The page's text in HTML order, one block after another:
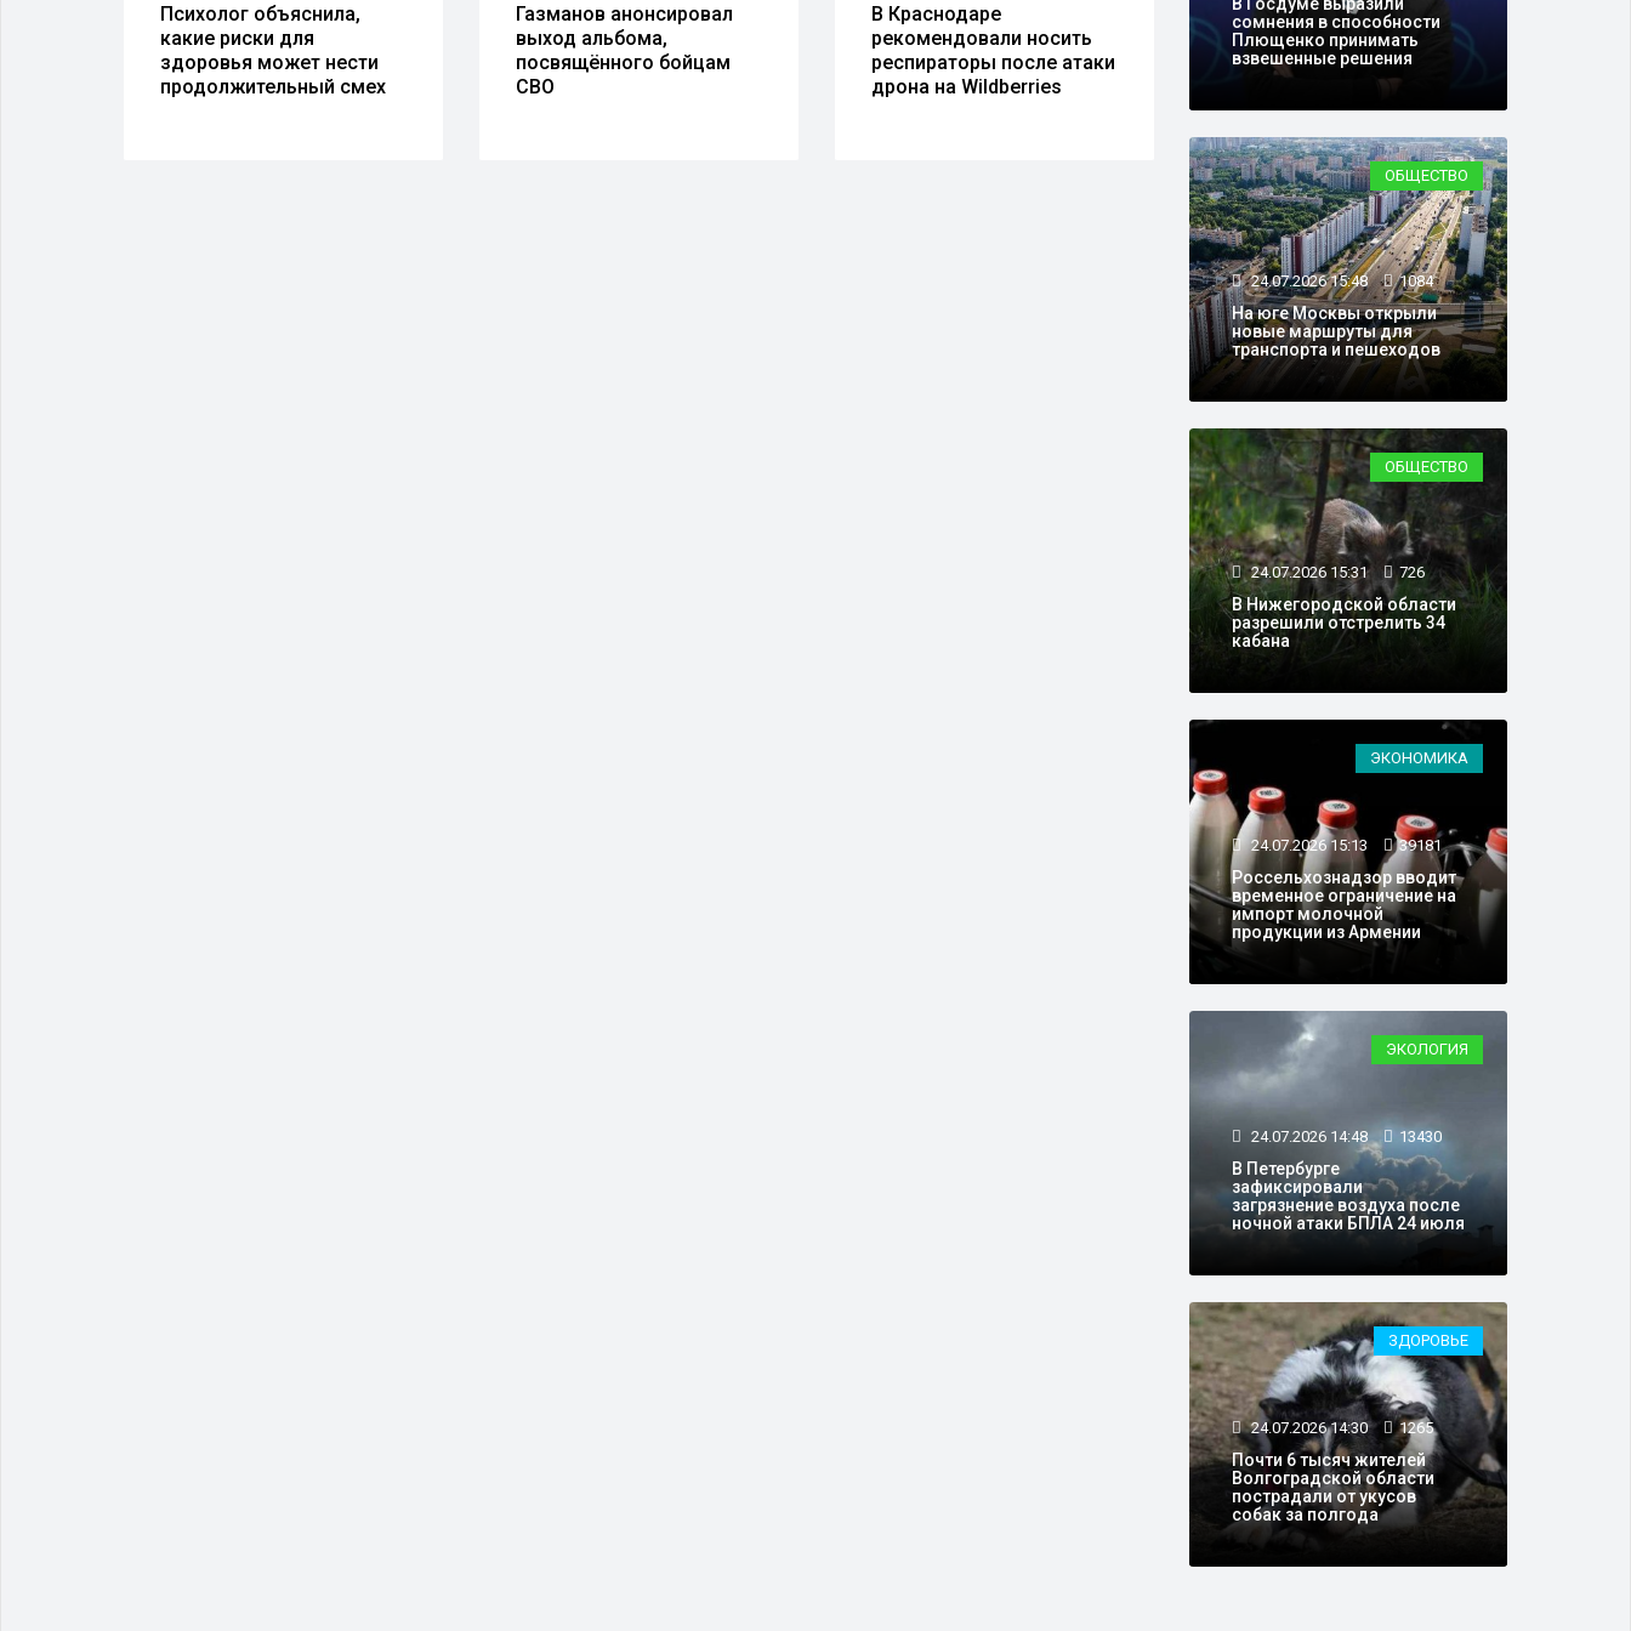
Психолог объяснила,
какие риски для
здоровья может нести
продолжительный смех
Газманов анонсировал
выход альбома,
посвящённого бойцам
СВО
В Краснодаре
рекомендовали носить
респираторы после атаки
дрона на Wildberries
"Настало время перемен":
SHAMAN сжёг свои
кожаные штаны
сомнения в способности
Плющенко принимать
взвешенные решения
ОБЩЕСТВО
24.07.2026 15:48 1084
На юге Москвы открыли
новые маршруты для
транспорта и пешеходов
ОБЩЕСТВО
24.07.2026 15:31 726
В Нижегородской области
разрешили отстрелить 34
кабана
ЭКОНОМИКА
24.07.2026 15:13 39181
Россельхознадзор вводит
временное ограничение на
импорт молочной
продукции из Армении
ЭКОЛОГИЯ
24.07.2026 14:48 13430
В Петербурге
зафиксировали
загрязнение воздуха после
ночной атаки БПЛА 24 июля
ЗДОРОВЬЕ
24.07.2026 14:30 1265
Почти 6 тысяч жителей
Волгоградской области
пострадали от укусов
собак за полгода